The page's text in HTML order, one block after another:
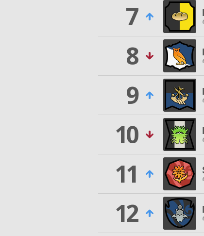
7
8
9
10
11
12